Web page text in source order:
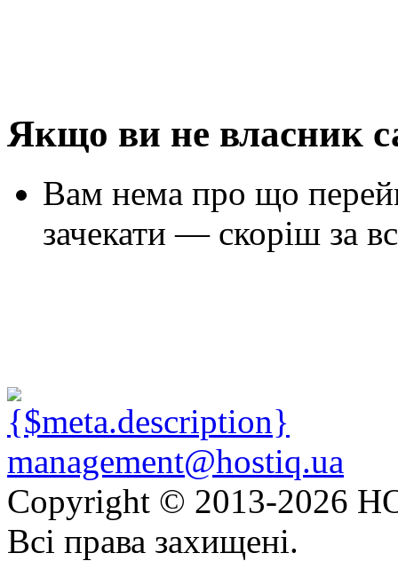
Якщо ви не власник
Вам нема про що
зачекати — скоріш за
management@hostiq.ua
Copyright © 2013-2026
Всі права захищені.